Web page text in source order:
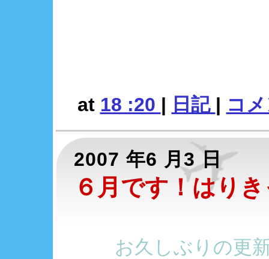
at 18 :20 | 日記 | コ
2007 年6 月3 日
６月です！はり
お久しぶりの更